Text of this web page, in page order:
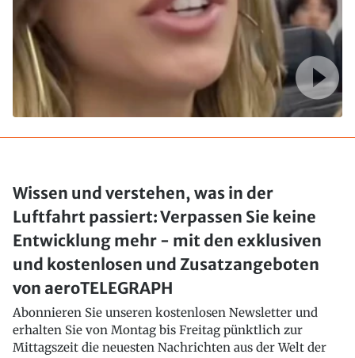
Wissen und verstehen, was in der
Luftfahrt passiert: Verpassen Sie keine
Entwicklung mehr - mit den exklusiven
und kostenlosen und Zusatzangeboten
von aeroTELEGRAPH
Abonnieren Sie unseren kostenlosen Newsletter und
erhalten Sie von Montag bis Freitag pünktlich zur
Mittagszeit die neuesten Nachrichten aus der Welt der